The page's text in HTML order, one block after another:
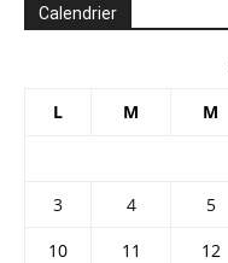
Calendrier
L M M
3
4 5
10
11 12